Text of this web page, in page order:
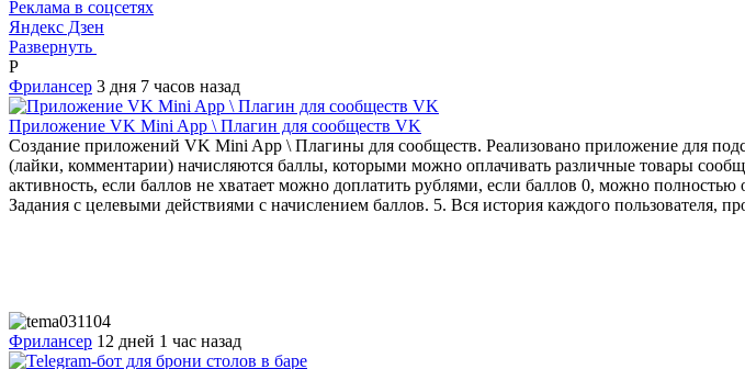
Реклама в соцсетях
Яндекс Дзен
Развернуть
P
Фрилансер 3 дня 7 часов назад
Приложение VK Mini App \ Плагин для сообществ VK
Создание приложений VK Mini App \ Плагины для сообществ. Реализовано приложение для
(лайки, комментарии) начисляются баллы, которыми можно оплачивать различные товары
активность, если баллов не хватает можно доплатить рублями, если баллов 0, можно
Задания с целевыми действиями с начислением баллов. 5. Вся история каждого пользователя,
Фрилансер 12 дней 1 час назад